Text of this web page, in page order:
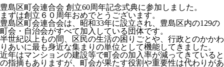
豊島区町会連合会 創立60周年記念式典に参加しました。
まずは創立６０周年おめでとうございます。
豊島区町会連合会は、昭和33年に設立され、豊島区内の129の
町会・自治会がすべて加入している団体です。
半世紀以上もの間、区民の生活の困りごとや、行政とのかかわ
りあいに最も身近な集まりの単位として機能してきました。
近年はマンションの建設等で町会の加入率が減ってきていると
の指摘もありますが、町会が果たす役割や重要性は代わりがあ